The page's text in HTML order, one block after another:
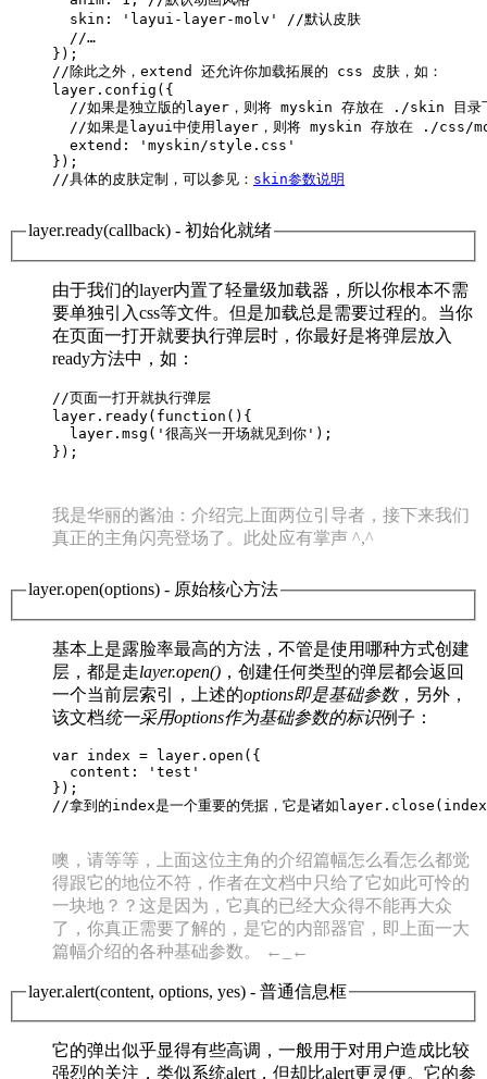
  skin: 'layui-layer-molv' //默认皮肤
  //…
});
//除此之外，extend 还允许你加载拓展的 css 皮肤，如：
layer.config({
//如果是独立版的layer，则将 myskin 存放在 ./skin 目录
//如果是layui中使用layer，则将 myskin 存放在 ./css/
  extend: 'myskin/style.css'
});
//具体的皮肤定制，可以参见： skin参数说明
layer.ready(callback) - 初始化就绪
由于我们的layer内置了轻量级加载器，所以你根本不需
要单独引入css等文件。但是加载总是需要过程的。当你
在页面一打开就要执行弹层时，你最好是将弹层放入
ready方法中，如：
//页面一打开就执行弹层
layer.ready(function(){
  layer.msg('很高兴一开场就见到你');
});
我是华丽的酱油：介绍完上面两位引导者，接下来我们
真正的主角闪亮登场了。此处应有掌声 ^,^
layer.open(options) - 原始核心方法
基本上是露脸率最高的方法，不管是使用哪种方式创建
层，都是走layer.open() ，创建任何类型的弹层都会返回
一个当前层索引，上述的options即是基础参数，另外，
该文档统一采用options作为基础参数的标识例子：
var index = layer.open({
  content: 'test'
});
//拿到的index是一个重要的凭据，它是诸如
噢，请等等，上面这位主角的介绍篇幅怎么看怎么都觉
得跟它的地位不符，作者在文档中只给了它如此可怜的
一块地？？这是因为，它真的已经大众得不能再大众
了，你真正需要了解的，是它的内部器官，即上面一大
篇幅介绍的各种基础参数。 ←_←
layer.alert(content, options, yes) - 普通信息框
它的弹出似乎显得有些高调，一般用于对用户造成比较
强烈的关注，类似系统alert，但却比alert更灵便。它的参